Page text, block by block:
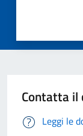
Contatta il
Leggi le